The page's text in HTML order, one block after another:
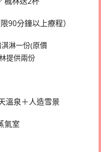
90分鐘以上療程）
淋一份(原價
提供兩份
溫泉＋人造雪景
氣室